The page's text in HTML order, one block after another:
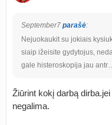
September7 parašė:
Nejuokaukit su jokiais
siaip ižeisite gydytojus,
gale histeroskopija jau
Žiūrint kokį darbą
negalima.